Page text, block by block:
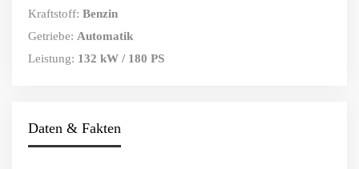
Kraftstoff: Benzin
Getriebe: Automatik
Leistung: 132 kW / 180 PS
Daten & Fakten